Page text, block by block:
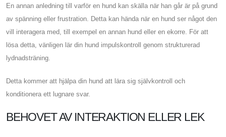
En annan anledning till varför en hund kan skälla när han går är på grund
av spänning eller frustration. Detta kan hända när en hund ser något den
vill interagera med, till exempel en annan hund eller en ekorre. För att
lösa detta, vänligen lär din hund impulskontroll genom strukturerad
lydnadsträning.
Detta kommer att hjälpa din hund att lära sig självkontroll och
konditionera ett lugnare svar.
BEHOVET AV INTERAKTION ELLER LEK